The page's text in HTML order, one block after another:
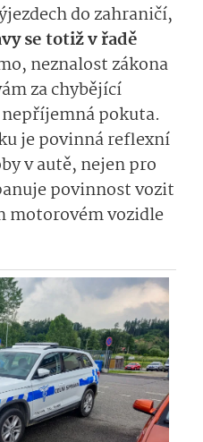
do zahraničí,
se totiž v řadě
neznalost zákona
za chybějící
pokuta.
je povinná reflexní
v autě, nejen pro
povinnost vozit
motorovém vozidle